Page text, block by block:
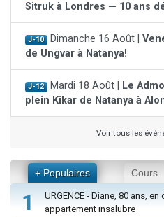
Sitruk à Londres — 10 ans
J-10 Dimanche 16 Août |
de Ungvar à Natanya!
J-12 Mardi 18 Août |
Le
plein Kikar de Natanya à
Voir tous les
+ Populaires Cours
1
URGENCE - Diane, 80 ans,
appartement insalubre